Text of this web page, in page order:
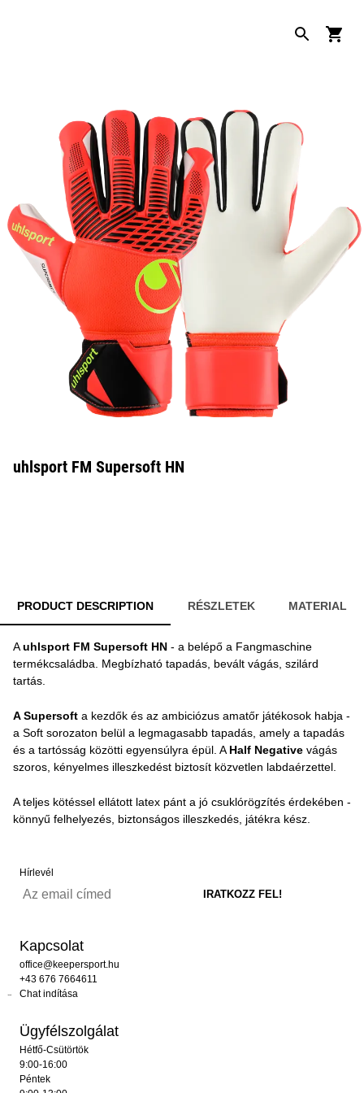
uhlsport FM Supersoft HN
PRODUCT DESCRIPTION RÉSZLETEK MATERIAL
Auhlsport FM Supersoft HN - a belépő a Fangmaschine
termékcsaládba. Megbízható tapadás, bevált vágás, szilárd
tartás.
A Supersoft a kezdők és az ambiciózus amatőr játékosok habja -
a Soft sorozaton belül a legmagasabb tapadás, amely a tapadás
és a tartósság közötti egyensúlyra épül. A Half Negative vágás
szoros, kényelmes illeszkedést biztosít közvetlen labdaérzettel.
A teljes kötéssel ellátott latex pánt a jó csuklórögzítés érdekében -
könnyű felhelyezés, biztonságos illeszkedés, játékra kész.
Hírlevél
Kapcsolat
office@keepersport.hu
+43 676 7664611
Chat indítása
Ügyfélszolgálat
Hétfő-Csütörtök
9:00-16:00
Péntek